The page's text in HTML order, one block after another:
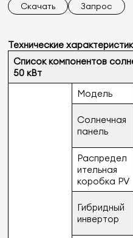
Скачать Запрос
Технические
Список компонентов
50 кВт
Модель
Солнечная
панель
Распредел
ительная
коробка PV
Гибридный
инвертор